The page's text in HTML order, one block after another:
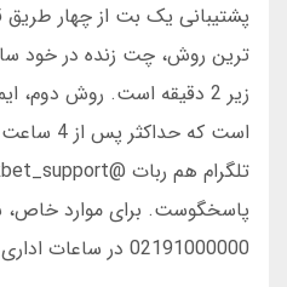
پشتیبانی یک بت از چهار
ترین روش، چت زنده در خود
است که
پاسخگوست. برای موارد خاص،
02191000000 در ساعات اداری فعال است.